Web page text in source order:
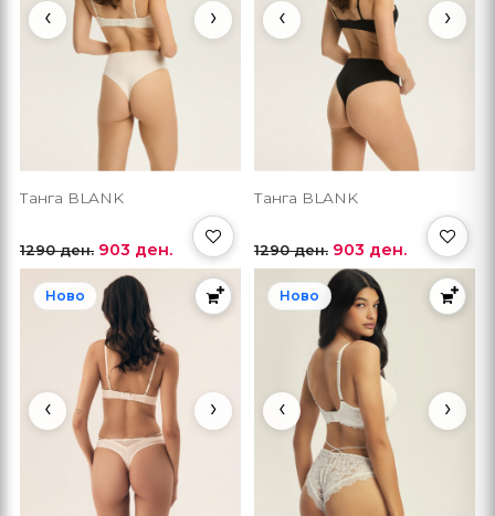
‹ ›
Танга BLANK
1290 ден. 903 ден.
‹ ›
Танга BLANK
1290 ден. 903 ден.
‹ ›
Ново
‹ ›
Ново